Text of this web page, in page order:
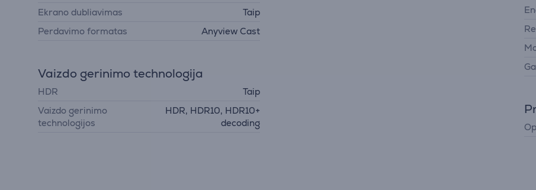
Ekrano dubliavimas
Taip
Perdavimo formatas
Anyview Cast
Vaizdo gerinimo technologija
HDR
Taip
Vaizdo gerinimo
technologijos
HDR, HDR10, HDR10+
decoding